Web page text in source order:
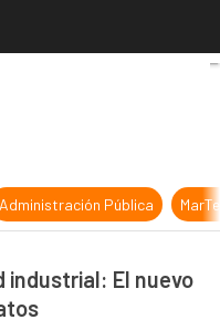
la IA a velocidad
Administración Pública
industrial: El nuevo